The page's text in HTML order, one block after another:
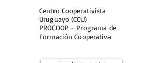
Centro Cooperativista
Uruguayo (CCU)
PROCOOP - Programa de
Formación Cooperativa